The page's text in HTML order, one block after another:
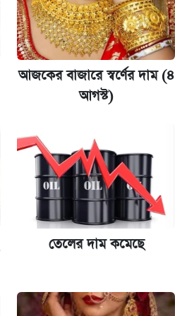
আজকের বাজারে স্বর্ণের দাম (৪
আগস্ট)
তেলের দাম কমেছে